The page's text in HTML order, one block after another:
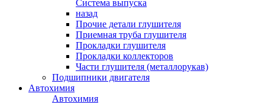
Система выпуска
назад
Прочие детали глушителя
Приемная труба глушителя
Прокладки глушителя
Прокладки коллекторов
Части глушителя (металлорукав)
Подшипники двигателя
Автохимия
Автохимия